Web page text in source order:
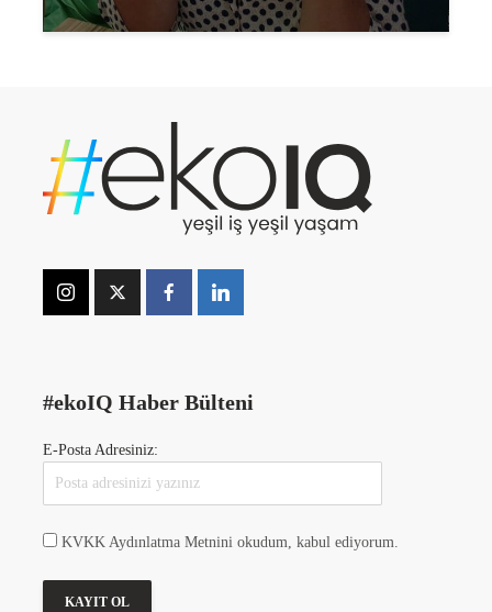
#ekoIQ Haber Bülteni
E-Posta Adresiniz:
KVKK Aydınlatma Metnini okudum, kabul ediyorum.